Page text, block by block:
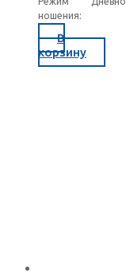
подраздел
подраздел
подраздел
ношения:
В
корзину